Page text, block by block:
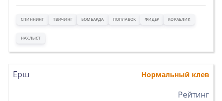
СПИННИНГ ТВИЧИНГ БОМБАРДА ПОПЛАВОК ФИДЕР КОРАБЛИК
НАХЛЫСТ
Ерш Нормальный клев
Рейтинг